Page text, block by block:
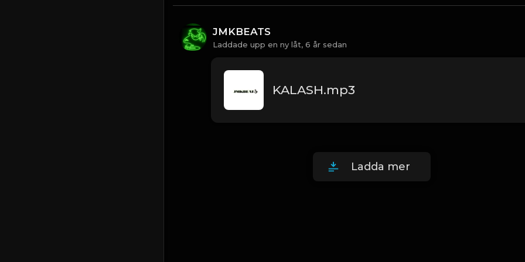
JMKBEATS
Laddade upp en ny låt, 6 år sedan
KALASH.mp3
Ladda mer